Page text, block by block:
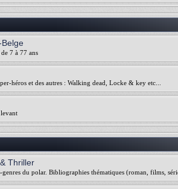
7 à 77 ans
héros et des autres : Walking dead, Locke & key etc...
Thriller
genres du polar. Bibliographies thématiques (roman, films,